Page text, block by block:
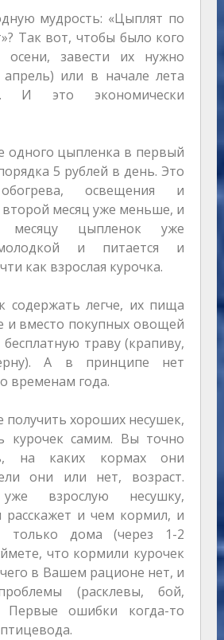
мудрость: «Цыплят по
Так вот, чтобы было кого
осени, завести их нужно
или в начале лета
И это экономически
одного цыпленка в первый
5 рублей в день. Это
освещения и
месяц уже меньше, и
месяцу цыпленок уже
и питается и
как взрослая курочка.
содержать легче, их пища
и вместо покупных овощей
траву (крапиву,
А в принципе нет
временам года.
получить хороших несушек,
курочек самим. Вы точно
на каких кормах они
они или нет, возраст.
взрослую несушку,
и чем кормил, и
только дома (через 1-2
что кормили курочек
в Вашем рационе нет, и
(расклевы, бой,
Первые ошибки когда-то